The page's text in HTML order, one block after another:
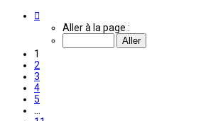
Aller à la page :
1
2
3
4
5